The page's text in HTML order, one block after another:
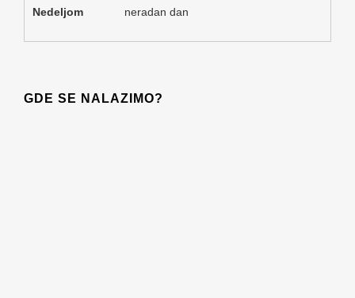
Nedeljom neradan dan
GDE SE NALAZIMO?